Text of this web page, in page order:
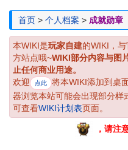
导
搜
首页 > 个人档案 > 成就勋章
本WIKI是玩家自建的WIKI，
方站点哦~WIKI部分内容与图
止任何商业用途。
欢迎
点此 将本WIKI添加到桌
器浏览本站可能会出现部分样
可查看WIKI计划表页面。
，请注